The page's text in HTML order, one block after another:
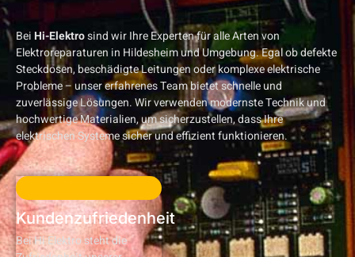
BeiHi-Elektrosind wir Ihre Experten für alle Arten von
Elektroreparaturen in Hildesheim und Umgebung. Egal ob defekte
Steckdosen, beschädigte Leitungen oder komplexe elektrische
Probleme – unser erfahrenes Team bietet schnelle und
zuverlässige Lösungen. Wir verwenden modernste Technik und
hochwertige Materialien, um sicherzustellen, dass Ihre
elektrischen Systeme sicher und effizient funktionieren.
Kundenzufriedenheit
Bei Hi Elektro steht die